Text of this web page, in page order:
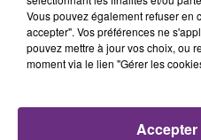
La Lune
Vous pouvez également refuser en
accepter". Vos préférences ne
pouvez mettre à jour vos choix, ou
moment via le lien "Gérer les
Accepter